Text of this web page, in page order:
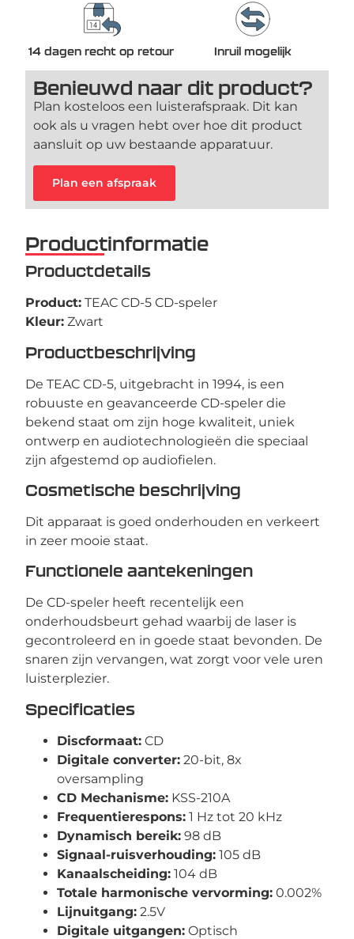
14 dagen recht op retour Inruil mogelijk
Benieuwd naar dit product?
Plan kosteloos een luisterafspraak. Dit kan
ook als u vragen hebt over hoe dit product
aansluit op uw bestaande apparatuur.
Plan een afspraak
Productinformatie
Productdetails
Product: TEAC CD-5 CD-speler
Kleur: Zwart
Productbeschrijving
De TEAC CD-5, uitgebracht in 1994, is een
robuuste en geavanceerde CD-speler die
bekend staat om zijn hoge kwaliteit, uniek
ontwerp en audiotechnologieën die speciaal
zijn afgestemd op audiofielen.
Cosmetische beschrijving
Dit apparaat is goed onderhouden en verkeert
in zeer mooie staat.
Functionele aantekeningen
De CD-speler heeft recentelijk een
onderhoudsbeurt gehad waarbij de laser is
gecontroleerd en in goede staat bevonden. De
snaren zijn vervangen, wat zorgt voor vele uren
luisterplezier.
Specificaties
Discformaat: CD
Digitale converter: 20-bit, 8x
oversampling
CD Mechanisme: KSS-210A
Frequentierespons: 1 Hz tot 20 kHz
Dynamisch bereik: 98 dB
Signaal-ruisverhouding: 105 dB
Kanaalscheiding: 104 dB
Totale harmonische vervorming: 0.002%
Lijnuitgang: 2.5V
Digitale uitgangen: Optisch